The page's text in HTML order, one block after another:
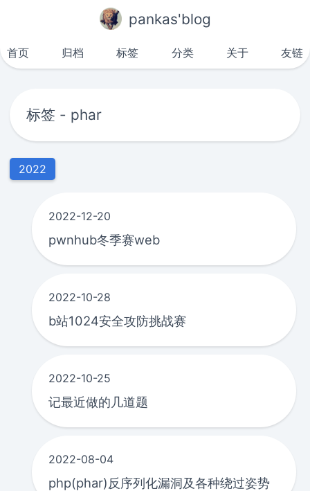
pankas'blog
首页 归档 标签 分类 关于 友链
标签 - phar
2022
2022-12-20
pwnhub冬季赛web
2022-10-28
b站1024安全攻防挑战赛
2022-10-25
记最近做的几道题
2022-08-04
php(phar)反序列化漏洞及各种绕过姿势